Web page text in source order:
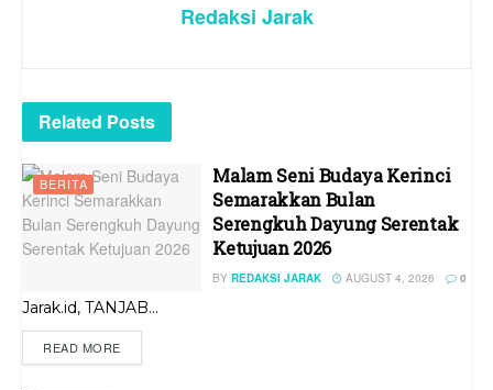
Redaksi Jarak
Related Posts
BERITA
Malam Seni Budaya Kerinci
Semarakkan Bulan
Serengkuh Dayung Serentak
Ketujuan 2026
BY REDAKSI JARAK AUGUST 4, 2026 0
Jarak.id, TANJAB...
READ MORE